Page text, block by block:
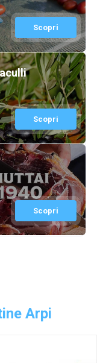
Scopri
Scopri
Scopri
Arpi